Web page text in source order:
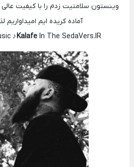
آماده کریده ایم امیداواریم
♪KalafeIn The SedaVers.IR